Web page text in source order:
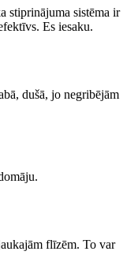
stiprinājuma sistēma ir
Es iesaku.
dušā, jo negribējām
flīzēm. To var